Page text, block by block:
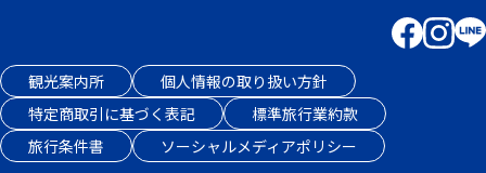
観光案内所
個人情報の取り扱い方針
特定商取引に基づく表記
標準旅行業約款
旅行条件書
ソーシャルメディアポリシー